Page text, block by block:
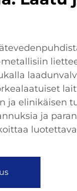
ja elinikäisen
ja